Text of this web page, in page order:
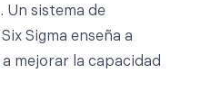
Un sistema de
Sigma enseña a
mejorar la capacidad